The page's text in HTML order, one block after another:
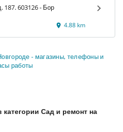
187. 603126 - Бор
4.88 km
- магазины, телефоны и
работы
Сад и ремонт на